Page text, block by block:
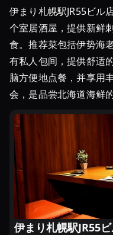
伊まり札幌駅JR55ビル
个室居酒屋，提供新鲜
食。推荐菜包括伊势海
有私人包间，提供舒适
脑方便地点餐，并享用
会，是品尝北海道海鲜
伊まり札幌駅JR55